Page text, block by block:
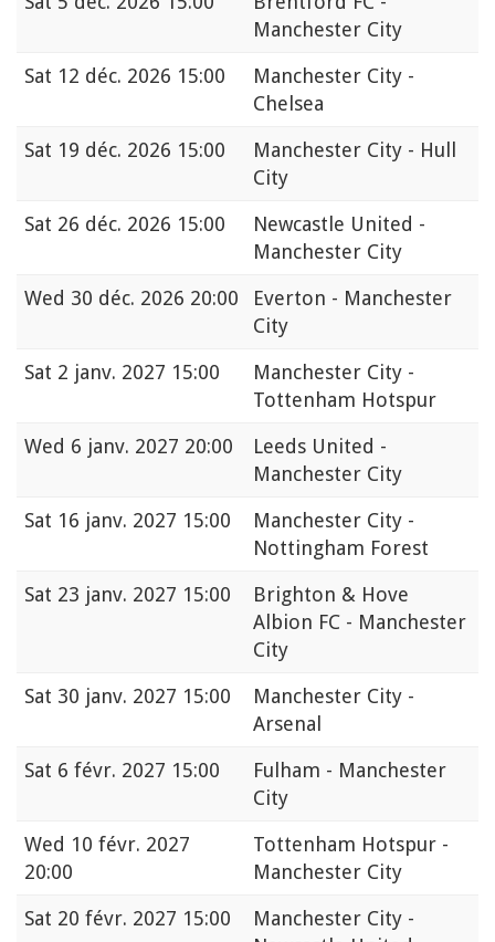
Manchester City
Sat 12 déc. 2026 15:00
Manchester City -
Chelsea
Sat 19 déc. 2026 15:00
Manchester City - Hull
City
Sat 26 déc. 2026 15:00
Newcastle United -
Manchester City
Wed 30 déc. 2026 20:00
Everton - Manchester
City
Sat 2 janv. 2027 15:00
Manchester City -
Tottenham Hotspur
Wed 6 janv. 2027 20:00
Leeds United -
Manchester City
Sat 16 janv. 2027 15:00
Manchester City -
Nottingham Forest
Sat 23 janv. 2027 15:00
Brighton & Hove
Albion FC - Manchester
City
Sat 30 janv. 2027 15:00
Manchester City -
Arsenal
Sat 6 févr. 2027 15:00
Fulham - Manchester
City
Wed 10 févr. 2027
20:00
Tottenham Hotspur -
Manchester City
Sat 20 févr. 2027 15:00
Manchester City -